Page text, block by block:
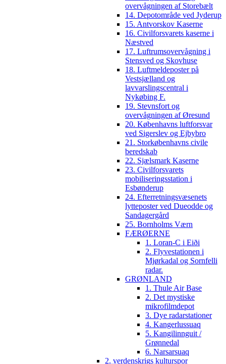
overvågningen af Storebælt
14. Depotområde ved Jyderup
15. Antvorskov Kaserne
16. Civilforsvarets kaserne i
Næstved
17. Luftrumsovervågning i
Stensved og Skovhuse
18. Luftmeldeposter på
Vestsjælland og
lavvarslingscentral i
Nykøbing F.
19. Stevnsfort og
overvågningen af Øresund
20. Københavns luftforsvar
ved Sigerslev og Ejbybro
21. Storkøbenhavns civile
beredskab
22. Sjælsmark Kaserne
23. Civilforsvarets
mobiliseringsstation i
Esbønderup
24. Efterretningsvæsenets
lytteposter ved Dueodde og
Sandagergård
25. Bornholms Værn
FÆRØERNE
1. Loran-C i Eiði
2. Flyvestationen i
Mjørkadal og Sornfelli
radar.
GRØNLAND
1. Thule Air Base
2. Det mystiske
mikrofilmdepot
3. Dye radarstationer
4. Kangerlussuaq
5. Kangilinnguit /
Grønnedal
6. Narsarsuaq
2. verdenskrigs kulturspor